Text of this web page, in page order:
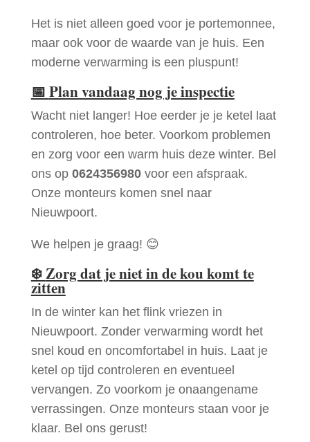
Het is niet alleen goed voor je portemonnee,
maar ook voor de waarde van je huis. Een
moderne verwarming is een pluspunt!
📅 Plan vandaag nog je inspectie
Wacht niet langer! Hoe eerder je je ketel laat
controleren, hoe beter. Voorkom problemen
en zorg voor een warm huis deze winter. Bel
ons op 0624356980voor een afspraak.
Onze monteurs komen snel naar
Nieuwpoort.
We helpen je graag! 😊
❄️Zorg dat je niet in de kou komt te
zitten
In de winter kan het flink vriezen in
Nieuwpoort. Zonder verwarming wordt het
snel koud en oncomfortabel in huis. Laat je
ketel op tijd controleren en eventueel
vervangen. Zo voorkom je onaangename
verrassingen. Onze monteurs staan voor je
klaar. Bel ons gerust!